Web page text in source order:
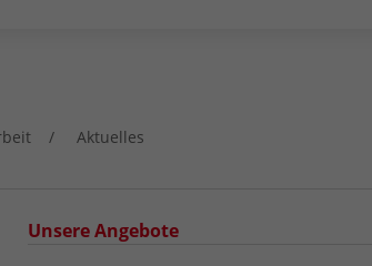
Aktuelles
Unsere Angebote